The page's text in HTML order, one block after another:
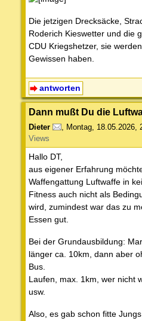
Die jetzigen Drecksäcke,
Roderich Kieswetter und die
CDU Kriegshetzer, sie
Gewissen haben.
antworten
Dann mußt Du die
Dieter , Montag, 18.05.2026,
Views
Hallo DT,
aus eigener Erfahrung
Waffengattung Luftwaffe in
Fitness auch nicht als
wird, zumindest war das zu
Essen gut.
Bei der Grundausbildung:
länger ca. 10km, dann aber
Bus.
Laufen, max. 1km, wer nicht
usw.
Also, es gab schon fitte